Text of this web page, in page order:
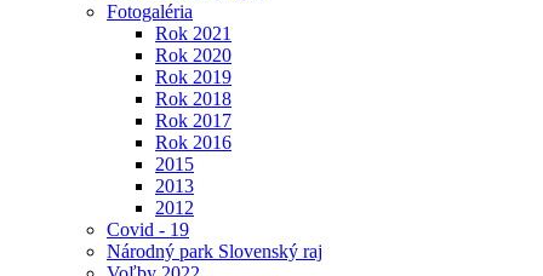
Fotogaléria
Rok 2021
Rok 2020
Rok 2019
Rok 2018
Rok 2017
Rok 2016
2015
2013
2012
Covid - 19
Národný park Slovenský raj